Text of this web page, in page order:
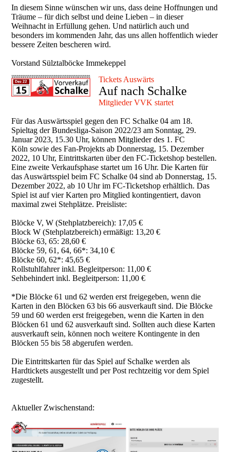
In diesem Sinne wünschen wir uns, dass deine Hoffnungen und
Träume – für dich selbst und deine Lieben – in dieser
Weihnacht in Erfüllung gehen. Und natürlich auch und
besonders im kommenden Jahr, das uns allen hoffentlich wieder
bessere Zeiten bescheren wird.
Vorstand Sülztalböcke Immekeppel
Tickets Auswärts
Auf nach Schalke
Mitglieder VVK startet
Für das Auswärtsspiel gegen den FC Schalke 04 am 18.
Spieltag der Bundesliga-Saison 2022/23 am Sonntag, 29.
Januar 2023, 15.30 Uhr, können Mitglieder des 1. FC
Köln sowie des Fan-Projekts ab Donnerstag, 15. Dezember
2022, 10 Uhr, Eintrittskarten über den FC-Ticketshop bestellen.
Eine zweite Verkaufsphase startet um 16 Uhr. Die Karten für
das Auswärtsspiel beim FC Schalke 04 sind ab Donnerstag, 15.
Dezember 2022, ab 10 Uhr im FC-Ticketshop erhältlich. Das
Spiel ist auf vier Karten pro Mitglied kontingentiert, davon
maximal zwei Stehplätze. Preisliste:
Blöcke V, W (Stehplatzbereich): 17,05 €
Block W (Stehplatzbereich) ermäßigt: 13,20 €
Blöcke 63, 65: 28,60 €
Blöcke 59, 61, 64, 66*: 34,10 €
Blöcke 60, 62*: 45,65 €
Rollstuhlfahrer inkl. Begleitperson: 11,00 €
Sehbehindert inkl. Begleitperson: 11,00 €
*Die Blöcke 61 und 62 werden erst freigegeben, wenn die
Karten in den Blöcken 63 bis 66 ausverkauft sind. Die Blöcke
59 und 60 werden erst freigegeben, wenn die Karten in den
Blöcken 61 und 62 ausverkauft sind. Sollten auch diese Karten
ausverkauft sein, können noch weitere Kontingente in den
Blöcken 55 bis 58 abgerufen werden.
Die Eintrittskarten für das Spiel auf Schalke werden als
Hardtickets ausgestellt und per Post rechtzeitig vor dem Spiel
zugestellt.
Aktueller Zwischenstand: